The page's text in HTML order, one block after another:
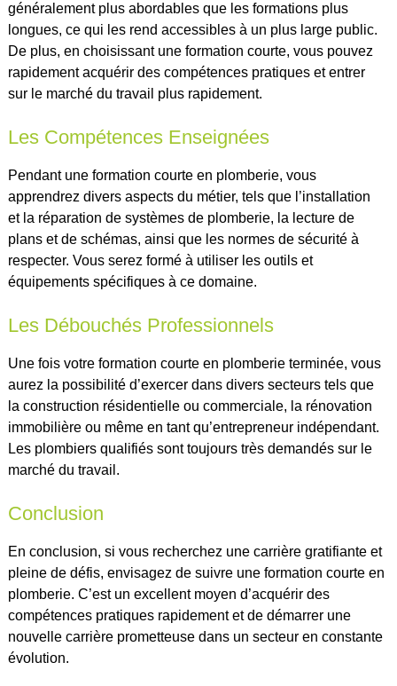
généralement plus abordables que les formations plus
longues, ce qui les rend accessibles à un plus large public.
De plus, en choisissant une formation courte, vous pouvez
rapidement acquérir des compétences pratiques et entrer
sur le marché du travail plus rapidement.
Les Compétences Enseignées
Pendant une formation courte en plomberie, vous
apprendrez divers aspects du métier, tels que l’installation
et la réparation de systèmes de plomberie, la lecture de
plans et de schémas, ainsi que les normes de sécurité à
respecter. Vous serez formé à utiliser les outils et
équipements spécifiques à ce domaine.
Les Débouchés Professionnels
Une fois votre formation courte en plomberie terminée, vous
aurez la possibilité d’exercer dans divers secteurs tels que
la construction résidentielle ou commerciale, la rénovation
immobilière ou même en tant qu’entrepreneur indépendant.
Les plombiers qualifiés sont toujours très demandés sur le
marché du travail.
Conclusion
En conclusion, si vous recherchez une carrière gratifiante et
pleine de défis, envisagez de suivre une formation courte en
plomberie. C’est un excellent moyen d’acquérir des
compétences pratiques rapidement et de démarrer une
nouvelle carrière prometteuse dans un secteur en constante
évolution.